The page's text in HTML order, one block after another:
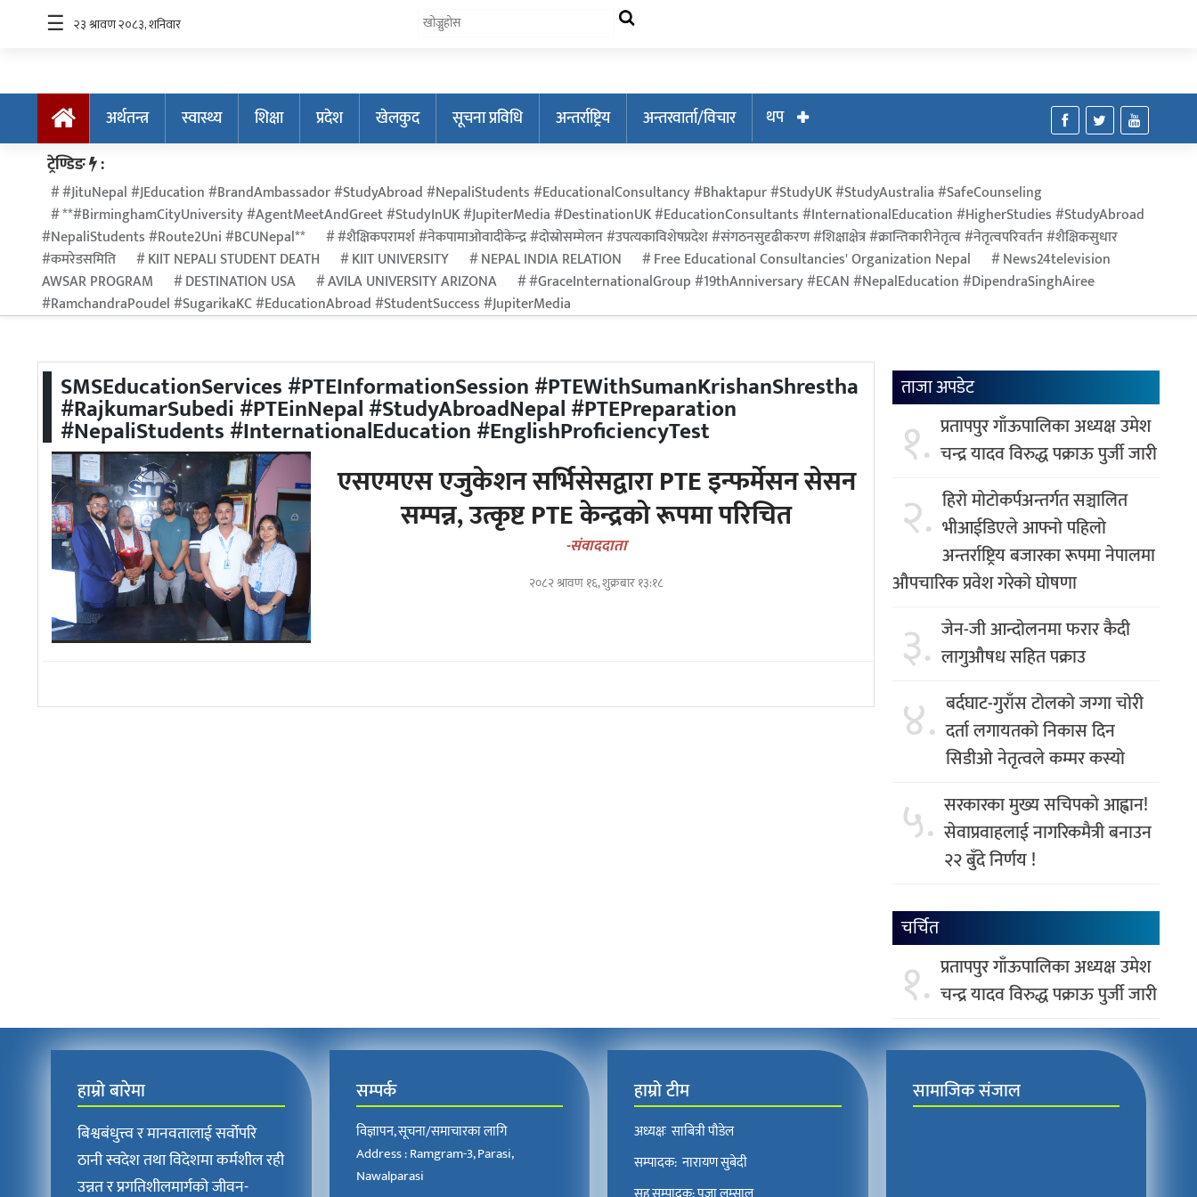
अर्थतन्त्र
स्वास्थ्य
शिक्षा
प्रदेश
खेलकुद
प्रविधि
अन्तर्राष्ट्रिय
अन्तरवार्ता/
विचार
थप
☰
अर्थतन्त्र स्वास्थ्य शिक्षा प्रदेश खेलकुद सूचना प्रविधि अन्तर्राष्ट्रिय अन्तरवार्ता/विचार
थप
ट्रेण्डिङ :
#JituNepal #JEducation #BrandAmbassador #StudyAbroad #NepaliStudents #EducationalConsultancy #Bhaktapur #StudyUK #StudyAustralia #SafeCounseling
**#BirminghamCityUniversity #AgentMeetAndGreet #StudyInUK #JupiterMedia #DestinationUK #EducationConsultants #InternationalEducation #HigherStudies #StudyAbroad
#NepaliStudents #Route2Uni #BCUNepal**
#शैक्षिकपरामर्श #नेकपामाओवादीकेन्द्र #दोस्रोसम्मेलन #उपत्यकाविशेषप्रदेश #संगठनसुदृढीकरण #शिक्षाक्षेत्र #क्रान्तिकारीनेतृत्व #नेतृत्वपरिवर्तन #शैक्षिकसुधार
#कमरेडसमिति
KIIT NEPALI STUDENT DEATH KIIT UNIVERSITY NEPAL INDIA RELATION Free Educational Consultancies' Organization Nepal
News24television
AWSAR PROGRAM
DESTINATION USA AVILA UNIVERSITY ARIZONA
#GraceInternationalGroup #19thAnniversary #ECAN #NepalEducation #DipendraSinghAiree
#RamchandraPoudel #SugarikaKC #EducationAbroad #StudentSuccess #JupiterMedia
SMSEducationServices #PTEInformationSession #PTEWithSumanKrishanShrestha
#RajkumarSubedi #PTEinNepal #StudyAbroadNepal #PTEPreparation
#NepaliStudents #InternationalEducation #EnglishProficiencyTest
एसएमएस एजुकेशन सर्भिसेसद्वारा PTE इन्फर्मेसन सेसन
सम्पन्न, उत्कृष्ट PTE केन्द्रको रूपमा परिचित
-संवाददाता
२०८२ श्रावण १६, शुक्रबार १३:१८
ताजा अपडेट
१. प्रतापपुर गाँऊपालिका अध्यक्ष उमेश
चन्द्र यादव विरुद्ध पक्राऊ पुर्जी जारी
२. हिरो मोटोकर्पअन्तर्गत सञ्चालित
भीआईडिएले आफ्नो पहिलो
अन्तर्राष्ट्रिय बजारका रूपमा नेपालमा
औपचारिक प्रवेश गरेको घोषणा
३. जेन-जी आन्दोलनमा फरार कैदी
लागुऔषध सहित पक्राउ
४. बर्दघाट-गुराँस टोलको जग्गा चोरी
दर्ता लगायतको निकास दिन
सिडीओ नेतृत्वले कम्मर कस्यो
५. सरकारका मुख्य सचिपको आह्वान!
सेवाप्रवाहलाई नागरिकमैत्री बनाउन
२२ बुँदे निर्णय !
चर्चित
१. प्रतापपुर गाँऊपालिका अध्यक्ष उमेश
चन्द्र यादव विरुद्ध पक्राऊ पुर्जी जारी
हाम्रो बारेमा
बिश्वबंधुत्त्व र मानवतालाई सर्वोपरि
ठानी स्वदेश तथा विदेशमा कर्मशील रही
उन्नत र प्रगतिशीलमार्गको जीवन-
सम्पर्क
विज्ञापन, सूचना/समाचारका लागि
Address : Ramgram-3, Parasi,
Nawalparasi
हाम्रो टीम
अध्यक्षः साबित्री पौडेल
सम्पादक: नारायण सुबेदी
सामाजिक संजाल